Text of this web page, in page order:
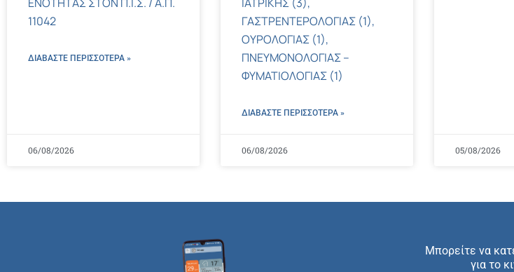
ΕΝΟΤΗΤΑΣ ΣΤΟΝ Π.Ι.Σ. / Α.Π.
11042
ΔΙΑΒΑΣΤΕ ΠΕΡΙΣΣΌΤΕΡΑ »
06/08/2026
ΙΑΤΡΙΚΗΣ (3),
ΓΑΣΤΡΕΝΤΕΡΟΛΟΓΙΑΣ (1),
ΟΥΡΟΛΟΓΙΑΣ (1),
ΠΝΕΥΜΟΝΟΛΟΓΙΑΣ –
ΦΥΜΑΤΙΟΛΟΓΙΑΣ (1)
ΔΙΑΒΑΣΤΕ ΠΕΡΙΣΣΌΤΕΡΑ »
06/08/2026 05/08/2026
Μπορείτε να
για το